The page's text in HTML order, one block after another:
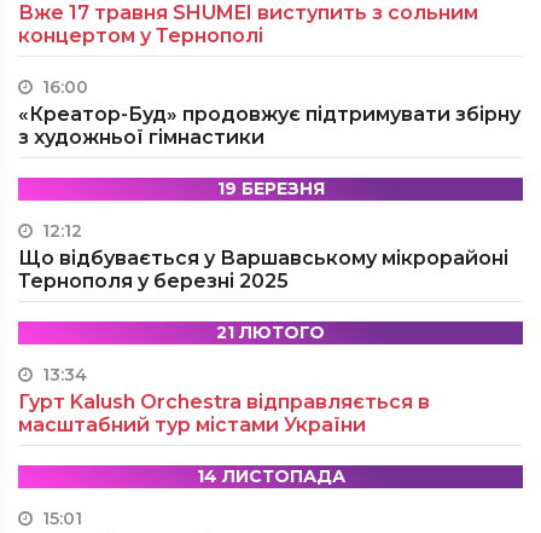
Вже 17 травня SHUMEI виступить з сольним
концертом у Тернополі
16:00
«Креатор-Буд» продовжує підтримувати збірну
з художньої гімнастики
19 БЕРЕЗНЯ
12:12
Що відбувається у Варшавському мікрорайоні
Тернополя у березні 2025
21 ЛЮТОГО
13:34
Гурт Kalush Orchestra відправляється в
масштабний тур містами України
14 ЛИСТОПАДА
15:01